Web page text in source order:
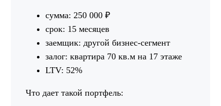
сумма: 250 000 ₽
срок: 15 месяцев
заемщик: другой бизнес-сегмент
залог: квартира 70 кв.м на 17 этаже
LTV: 52%
Что дает такой портфель: